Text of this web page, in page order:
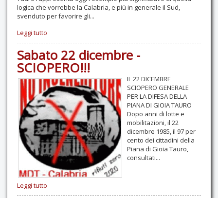
logica che vorrebbe la Calabria, e più in generale il Sud,
svenduto per favorire gli...
Leggi tutto
Sabato 22 dicembre -
SCIOPERO!!!
IL 22 DICEMBRE
SCIOPERO GENERALE
PER LA DIFESA DELLA
PIANA DI GIOIA TAURO
Dopo anni di lotte e
mobilitazioni, il 22
dicembre 1985, il 97 per
cento dei cittadini della
Piana di Gioia Tauro,
consultati...
Leggi tutto